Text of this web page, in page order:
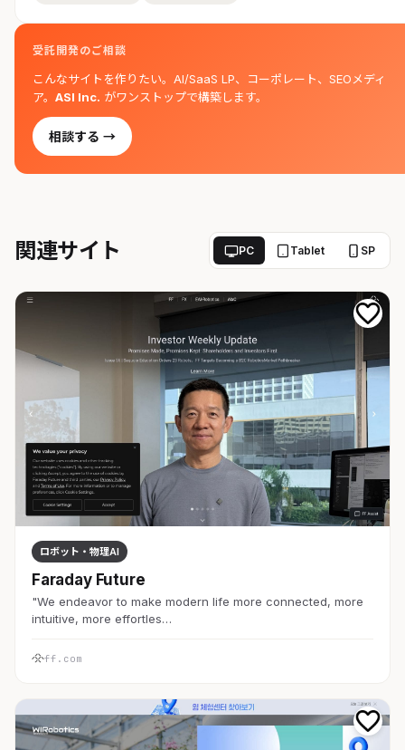
受託開発のご相談
こんなサイトを作りたい。AI/SaaS LP、コーポレート、SEOメディ
ア。 ASI Inc. がワンストップで構築します。
相談する →
関連サイト PC Tablet SP
ロボット・物理AI
Faraday Future
"We endeavor to make modern life more connected, more
intuitive, more effortles…
ff.com